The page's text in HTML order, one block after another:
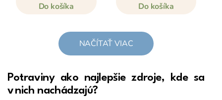
Do košíka Do košíka
NAČÍTAŤ VIAC
Potraviny ako najlepšie zdroje, kde sa
v nich nachádzajú?